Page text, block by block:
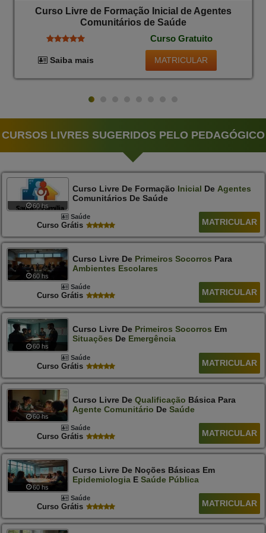
Curso Livre de Formação Inicial de Agentes
Comunitários de Saúde
Curso Gratuito
Saiba mais MATRICULAR
CURSOS LIVRES SUGERIDOS PELO PEDAGÓGICO
60 hs
Curso Livre De Formação Inicial De Agentes
Comunitários De Saúde
Saúde
Curso Grátis MATRICULAR
60 hs
Curso Livre De Primeiros Socorros Para
Ambientes Escolares
Saúde
Curso Grátis MATRICULAR
60 hs
Curso Livre De Primeiros Socorros Em
Situações De Emergência
Saúde
Curso Grátis MATRICULAR
60 hs
Curso Livre De Qualificação Básica Para
Agente Comunitário De Saúde
Saúde
Curso Grátis MATRICULAR
60 hs
Curso Livre De Noções Básicas Em
EpidemiologiaE Saúde Pública
Saúde
Curso Grátis MATRICULAR